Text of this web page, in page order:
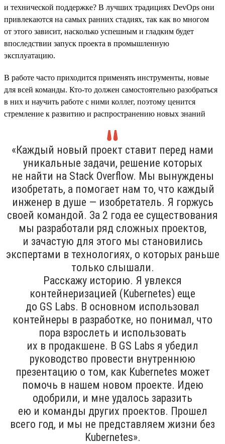
и технической поддержке? В лучших традициях DevOps они
привлекаются на самых ранних стадиях, так как во многом
от этого зависит, насколько успешным и гладким будет
впоследствии запуск проекта в промышленную
эксплуатацию.
В работе часто приходится применять инструменты, новые
для всей команды. Кто-то должен самостоятельно разобраться
в них и научить работе с ними коллег, поэтому ценится
стремление к развитию и распространению новых знаний
«Каждый новый проект ставит перед нами
уникальные задачи, решение которых
не найти на Stack Overflow. Мы вынуждены
изобретать, а помогает нам то, что каждый
инженер в душе — изобретатель. Я горжусь
своей командой. За 2 года ее существования
мы разработали ряд сложных проектов,
и зачастую для этого мы становились
экспертами в технологиях, о которых раньше
только слышали.
Расскажу историю. Я увлекся
контейнеризацией (Kubernetes) еще
до GS Labs. В основном использовал
контейнеры в разработке, но понимал, что
пора взрослеть и использовать
их в продакшене. В GS Labs я убедил
руководство провести внутреннюю
презентацию о том, как Kubernetes может
помочь в нашем новом проекте. Идею
одобрили, и мне удалось заразить
ею и команды других проектов. Прошел
всего год, и мы не представляем жизни без
Kubernetes».